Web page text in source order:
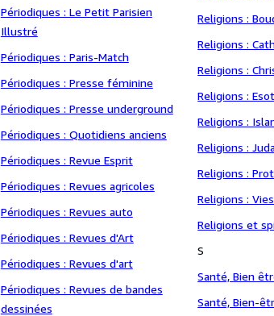
Périodiques : Le Petit Parisien
Illustré
Périodiques : Paris-Match
Périodiques : Presse féminine
Périodiques : Presse underground
Périodiques : Quotidiens anciens
Périodiques : Revue Esprit
Périodiques : Revues agricoles
Périodiques : Revues auto
Périodiques : Revues d'Art
Périodiques : Revues d'art
Périodiques : Revues de bandes
dessinées
Religions :
Religions :
Religions :
Religions :
Religions :
Religions :
Religions :
Religions :
Religions et
S
Santé, Bien
Santé, Bien-